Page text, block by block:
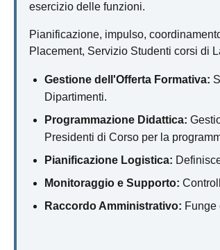
esercizio delle funzioni.
Pianificazione, impulso,
Placement, Servizio Studenti corsi di
Gestione dell'Offerta Formativa:
Dipartimenti.
Programmazione Didattica:
Presidenti di Corso per la
Pianificazione Logistica:
Monitoraggio e Supporto:
Raccordo Amministrativo: Funge